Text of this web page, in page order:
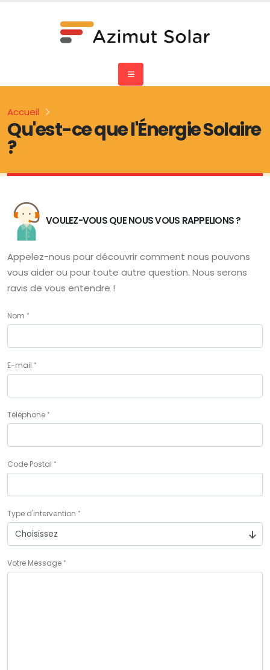
Qu'est-ce que l'Énergie Solaire
?
Accueil
VOULEZ-VOUS QUE NOUS VOUS RAPPELIONS ?
Appelez-nous pour découvrir comment nous pouvons
vous aider ou pour toute autre question. Nous serons
ravis de vous entendre !
Nom
E-mail
Téléphone
Code Postal
Type d'intervention
Votre Message